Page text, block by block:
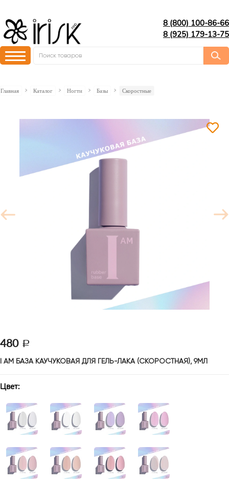
8 (800) 100-86-66
8 (925) 179-13-75
Главная Каталог Ногти Базы Скоростные
480
I AM БАЗА КАУЧУКОВАЯ ДЛЯ ГЕЛЬ-ЛАКА (СКОРОСТНАЯ), 9МЛ
Цвет: